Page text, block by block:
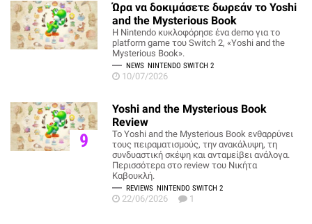
Ώρα να δοκιμάσετε δωρεάν το Yoshi
and the Mysterious Book
Η Nintendo κυκλοφόρησε ένα demo για το
platform game του Switch 2, «Yoshi and the
Mysterious Book».
NEWS NINTENDO SWITCH 2
10/07/2026
9
Yoshi and the Mysterious Book
Review
Το Yoshi and the Mysterious Book ενθαρρύνει
τους πειραματισμούς, την ανακάλυψη, τη
συνδυαστική σκέψη και ανταμείβει ανάλογα.
Περισσότερα στο review του Νικήτα
Καβουκλή.
REVIEWS NINTENDO SWITCH 2
22/06/2026 1